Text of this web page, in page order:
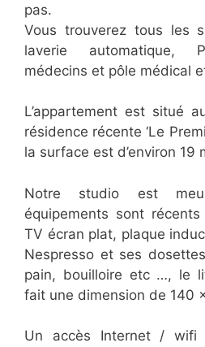
pas.
Vous trouverez tous les
laverie automatique,
médecins et pôle médical
L’appartement est situé
résidence récente ‘Le
la surface est d’environ 19
Notre studio est
équipements sont
TV écran plat, plaque
Nespresso et ses
pain, bouilloire etc …, le
fait une dimension de 140
Un accès Internet / wifi